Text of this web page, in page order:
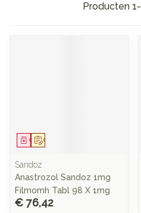
Producten 1-
Op voorschrift
Geneesmiddel
Sandoz
Anastrozol Sandoz 1mg
Filmomh Tabl 98 X 1mg
€ 76,42